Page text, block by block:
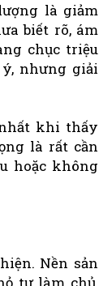
là giảm
biết rõ, ám
chục triệu
nhưng giải
khi thấy
là rất cần
hoặc không
Nền sản